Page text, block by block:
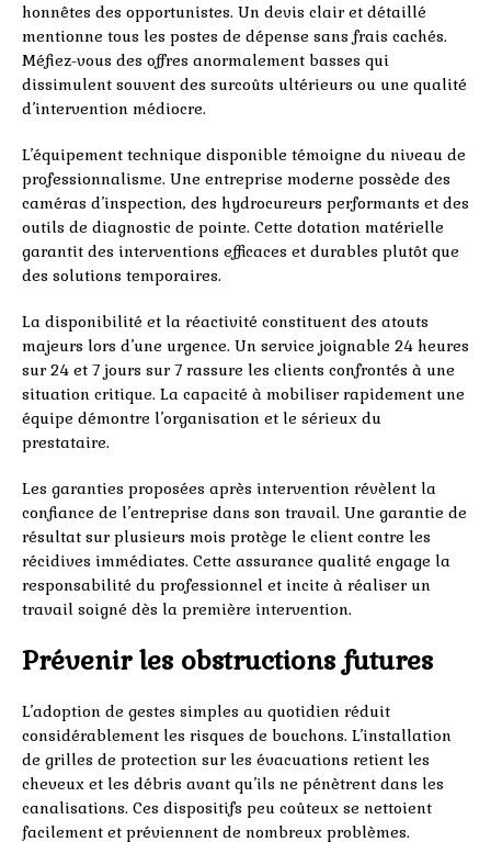
honnêtes des opportunistes. Un devis clair et détaillé
mentionne tous les postes de dépense sans frais cachés.
Méfiez-vous des offres anormalement basses qui
dissimulent souvent des surcoûts ultérieurs ou une qualité
d’intervention médiocre.
L’équipement technique disponible témoigne du niveau de
professionnalisme. Une entreprise moderne possède des
caméras d’inspection, des hydrocureurs performants et des
outils de diagnostic de pointe. Cette dotation matérielle
garantit des interventions efficaces et durables plutôt que
des solutions temporaires.
La disponibilité et la réactivité constituent des atouts
majeurs lors d’une urgence. Un service joignable 24 heures
sur 24 et 7 jours sur 7 rassure les clients confrontés à une
situation critique. La capacité à mobiliser rapidement une
équipe démontre l’organisation et le sérieux du
prestataire.
Les garanties proposées après intervention révèlent la
confiance de l’entreprise dans son travail. Une garantie de
résultat sur plusieurs mois protège le client contre les
récidives immédiates. Cette assurance qualité engage la
responsabilité du professionnel et incite à réaliser un
travail soigné dès la première intervention.
Prévenir les obstructions futures
L’adoption de gestes simples au quotidien réduit
considérablement les risques de bouchons. L’installation
de grilles de protection sur les évacuations retient les
cheveux et les débris avant qu’ils ne pénètrent dans les
canalisations. Ces dispositifs peu coûteux se nettoient
facilement et préviennent de nombreux problèmes.